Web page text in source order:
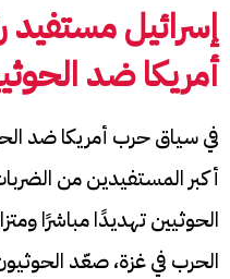
إسرائيل
أمريكا ضد
في سياق حرب أمريكا ضد
أكبر المستفيدين من
الحوثيين تهديدًا مباشرًا
الحرب في غزة، صعّد